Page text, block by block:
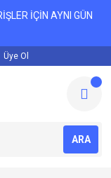
İÇİN AYNI GÜN
Üye Ol
ARA